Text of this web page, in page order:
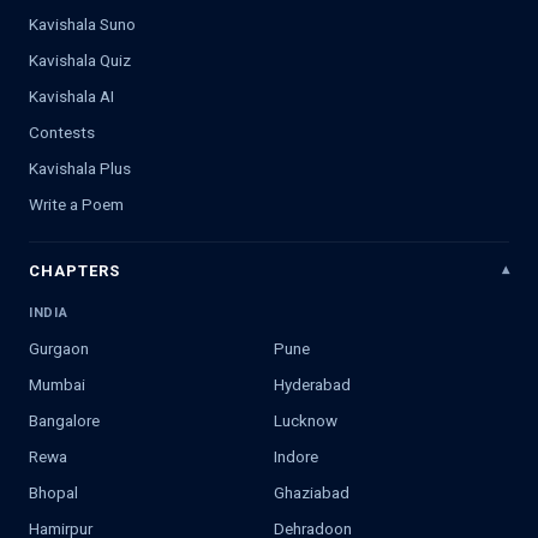
Kavishala Suno
Kavishala Quiz
Kavishala AI
Contests
Kavishala Plus
Write a Poem
CHAPTERS
INDIA
Gurgaon
Pune
Mumbai
Hyderabad
Bangalore
Lucknow
Rewa
Indore
Bhopal
Ghaziabad
Hamirpur
Dehradoon